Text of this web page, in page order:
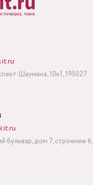
Шаумяна, 10к1, 195027
бульвар, дом 7, строение 6,